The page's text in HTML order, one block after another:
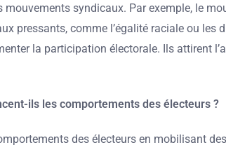
syndicaux. Par exemple, le
pressants, comme l’égalité raciale ou
la participation électorale. Ils attirent
ils les comportements des électeurs ?
des électeurs en mobilisant